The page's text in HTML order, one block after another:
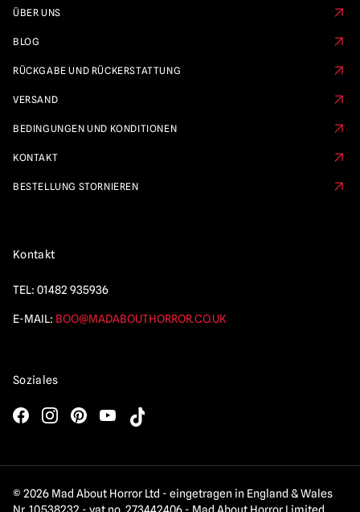
ÜBER UNS
BLOG
RÜCKGABE UND RÜCKERSTATTUNG
VERSAND
BEDINGUNGEN UND KONDITIONEN
KONTAKT
BESTELLUNG STORNIEREN
Kontakt
TEL: 01482 935936
E-MAIL: BOO@MADABOUTHORROR.CO.UK
Soziales
© 2026 Mad About Horror Ltd - eingetragen in England & Wales
Nr. 10538232 - vat no. 273442406 - Mad About Horror Limited,